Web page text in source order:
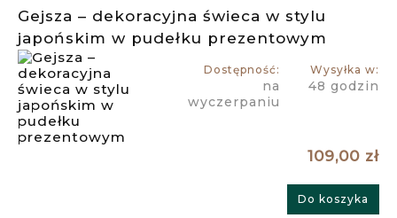
Gejsza – dekoracyjna świeca w stylu
japońskim w pudełku prezentowym
Dostępność:
na
wyczerpaniu
Wysyłka w:
48 godzin
109,00 zł
Do koszyka